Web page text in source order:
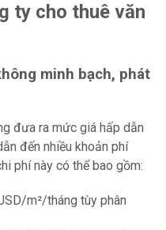
ty cho thuê văn
minh bạch, phát
đưa ra mức giá hấp dẫn
đến nhiều khoản phí
phí này có thể bao gồm:
m²/tháng tùy phân